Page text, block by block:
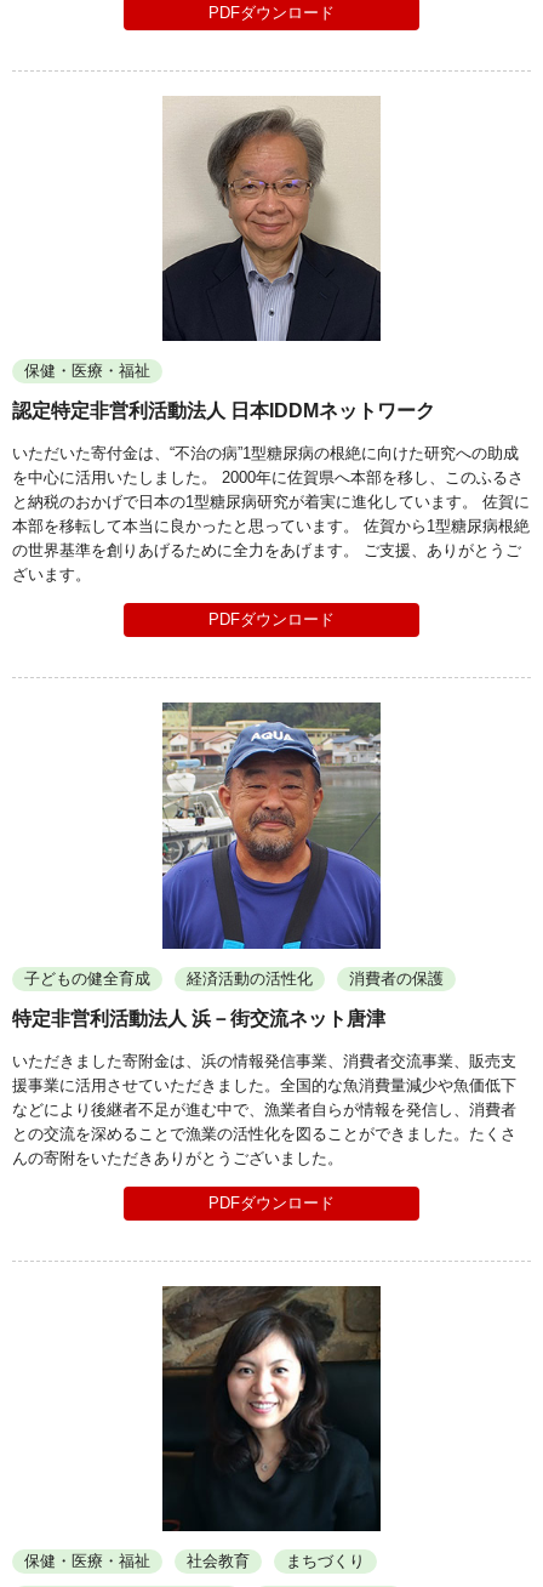
PDFダウンロード
保健・医療・福祉
認定特定非営利活動法人 日本IDDMネットワーク
いただいた寄付金は、“不治の病”1型糖尿病の根絶に向けた研究への助成
を中心に活用いたしました。 2000年に佐賀県へ本部を移し、このふるさ
と納税のおかげで日本の1型糖尿病研究が着実に進化しています。 佐賀に
本部を移転して本当に良かったと思っています。 佐賀から1型糖尿病根絶
の世界基準を創りあげるために全力をあげます。 ご支援、ありがとうご
ざいます。
PDFダウンロード
子どもの健全育成 経済活動の活性化 消費者の保護
特定非営利活動法人 浜－街交流ネット唐津
いただきました寄附金は、浜の情報発信事業、消費者交流事業、販売支
援事業に活用させていただきました。全国的な魚消費量減少や魚価低下
などにより後継者不足が進む中で、漁業者自らが情報を発信し、消費者
との交流を深めることで漁業の活性化を図ることができました。たくさ
んの寄附をいただきありがとうございました。
PDFダウンロード
保健・医療・福祉 社会教育
まちづくり